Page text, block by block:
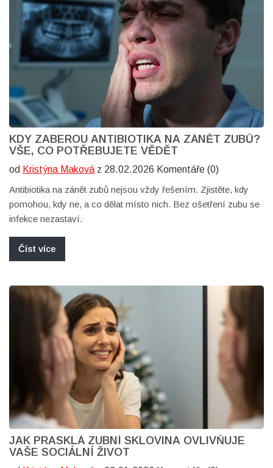
KDY ZABEROU ANTIBIOTIKA NA ZÁNĚT ZUBŮ?
VŠE, CO POTŘEBUJETE VĚDĚT
od Kristýna Maková z 28.02.2026 Komentáře (0)
Antibiotika na zánět zubů nejsou vždy řešením. Zjistěte, kdy
pomohou, kdy ne, a co dělat místo nich. Bez ošetření zubu se
infekce nezastaví.
Číst více
JAK PRASKLÁ ZUBNÍ SKLOVINA OVLIVŇUJE
VAŠE SOCIÁLNÍ ŽIVOT